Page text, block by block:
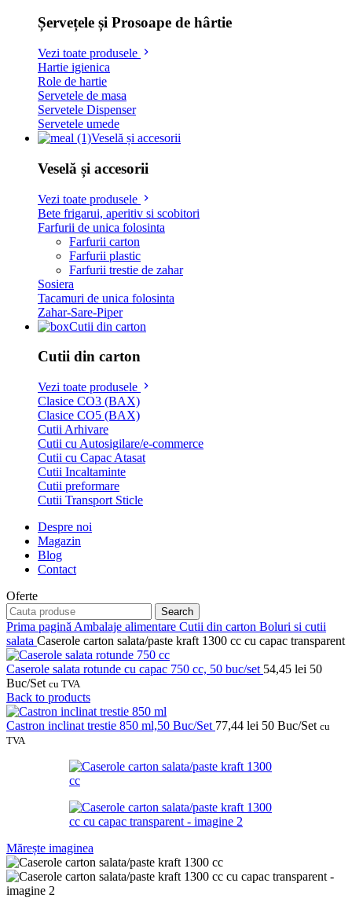
Șervețele și Prosoape de hârtie
Vezi toate produsele
Hartie igienica
Role de hartie
Servetele de masa
Servetele Dispenser
Servetele umede
Veselă și accesorii
Veselă și accesorii
Vezi toate produsele
Bete frigarui, aperitiv si scobitori
Farfurii de unica folosinta
Farfurii carton
Farfurii plastic
Farfurii trestie de zahar
Sosiera
Tacamuri de unica folosinta
Zahar-Sare-Piper
Cutii din carton
Cutii din carton
Vezi toate produsele
Clasice CO3 (BAX)
Clasice CO5 (BAX)
Cutii Arhivare
Cutii cu Autosigilare/e-commerce
Cutii cu Capac Atasat
Cutii Incaltaminte
Cutii preformare
Cutii Transport Sticle
Despre noi
Magazin
Blog
Contact
Oferte
Search
Prima pagină Ambalaje alimentare Cutii din carton Boluri si cutii
salata Caserole carton salata/paste kraft 1300 cc cu capac transparent
Caserole salata rotunde cu capac 750 cc, 50 buc/set 54,45 lei 50
Buc/Set cu TVA
Back to products
Castron inclinat trestie 850 ml,50 Buc/Set 77,44 lei 50 Buc/Set cu
TVA
Mărește imaginea